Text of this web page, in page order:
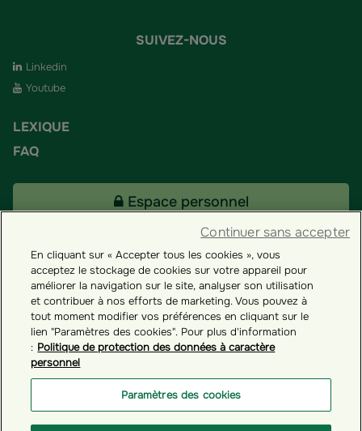
SUIVEZ-NOUS
Linkedin
Youtube
LEXIQUE
FAQ
Espace personnel
Tous nos fonds
Contact
Groupama ES
Paramètres des cookies
En cliquant sur « Accepter tous les cookies », vous
acceptez le stockage de cookies sur votre appareil pour
améliorer la navigation sur le site, analyser son utilisation
et contribuer à nos efforts de marketing. Vous pouvez à
tout moment modifier vos préférences en cliquant sur le
lien "Paramètres des cookies". Pour plus d'information
: Politique de protection des données à caractère
personnel
Paramètres des cookies
Continuer sans accepter